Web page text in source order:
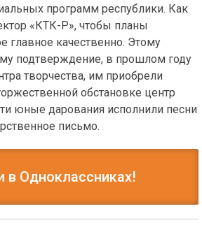
программ республики. Как
«КТК-Р», чтобы планы
главное качественно. Этому
подтверждение, в прошлом году
творчества, им приобрели
обстановке центр
юные дарования исполнили песни
письмо.
Одноклассниках!